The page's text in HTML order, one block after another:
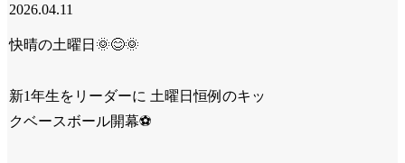
2026.04.11
快晴の土曜日🌞😊🌞
新1年生をリーダーに 土曜日恒例のキッ
クベースボール開幕⚽